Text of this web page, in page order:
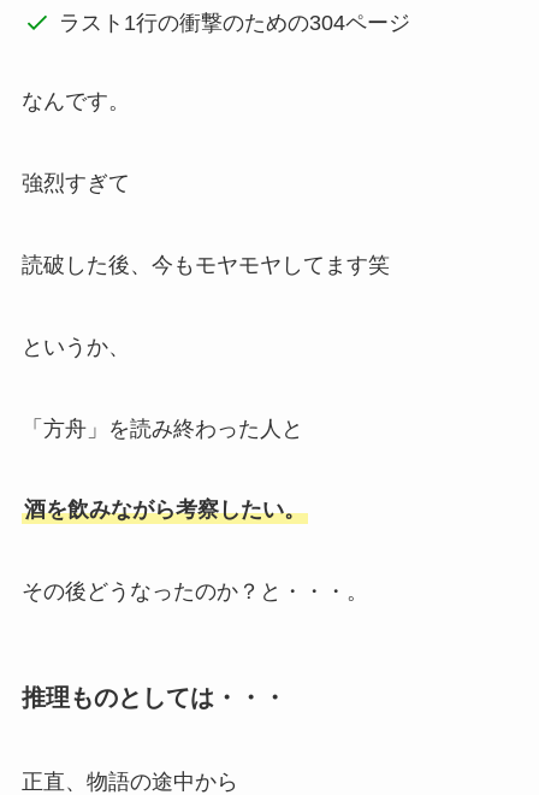
ラスト1行の衝撃のための304ページ
なんです。
強烈すぎて
読破した後、今もモヤモヤしてます笑
というか、
「方舟」を読み終わった人と
酒を飲みながら考察したい。
その後どうなったのか？と・・・。
推理ものとしては・・・
正直、物語の途中から